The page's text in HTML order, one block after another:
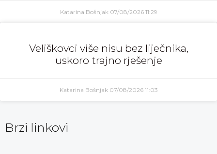
Katarina Bošnjak 07/08/2026 11:29
Veliškovci više nisu bez liječnika,
uskoro trajno rješenje
Katarina Bošnjak 07/08/2026 11:03
Brzi linkovi